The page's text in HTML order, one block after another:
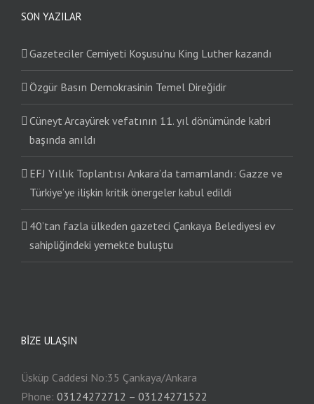
SON YAZILAR
Gazeteciler Cemiyeti Koşusu’nu King Luther kazandı
Özgür Basın Demokrasinin Temel Direğidir
Cüneyt Arcayürek vefatının 11. yıl dönümünde kabri
başında anıldı
EFJ Yıllık Toplantısı Ankara’da tamamlandı: Gazze ve
Türkiye’ye ilişkin kritik önergeler kabul edildi
40’tan fazla ülkeden gazeteci Çankaya Belediyesi ev
sahipliğindeki yemekte buluştu
BIZE ULAŞIN
Üsküp Caddesi No:35 Çankaya/Ankara
Phone: 03124272712 – 03124271522